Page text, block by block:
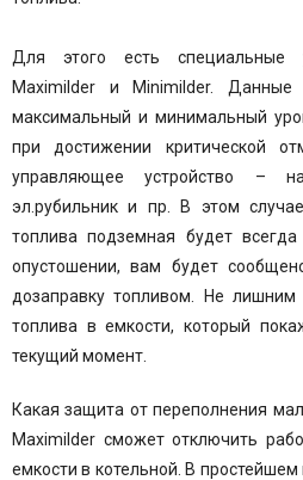
Для этого есть специальные
Maximilder и Minimilder. Данные
максимальный и минимальный
при достижении критической
управляющее устройство –
эл.рубильник и пр. В этом
топлива подземная будет
опустошении, вам будет
дозаправку топливом. Не
топлива в емкости, который
текущий момент.
Какая защита от переполнения
Maximilder сможет отключить
емкости в котельной. В